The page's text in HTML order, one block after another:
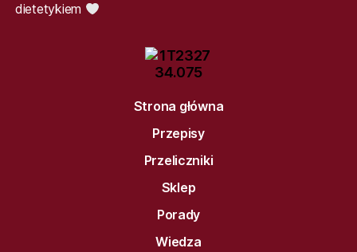
dietetykiem
Strona główna
Przepisy
Przeliczniki
Sklep
Porady
Wiedza